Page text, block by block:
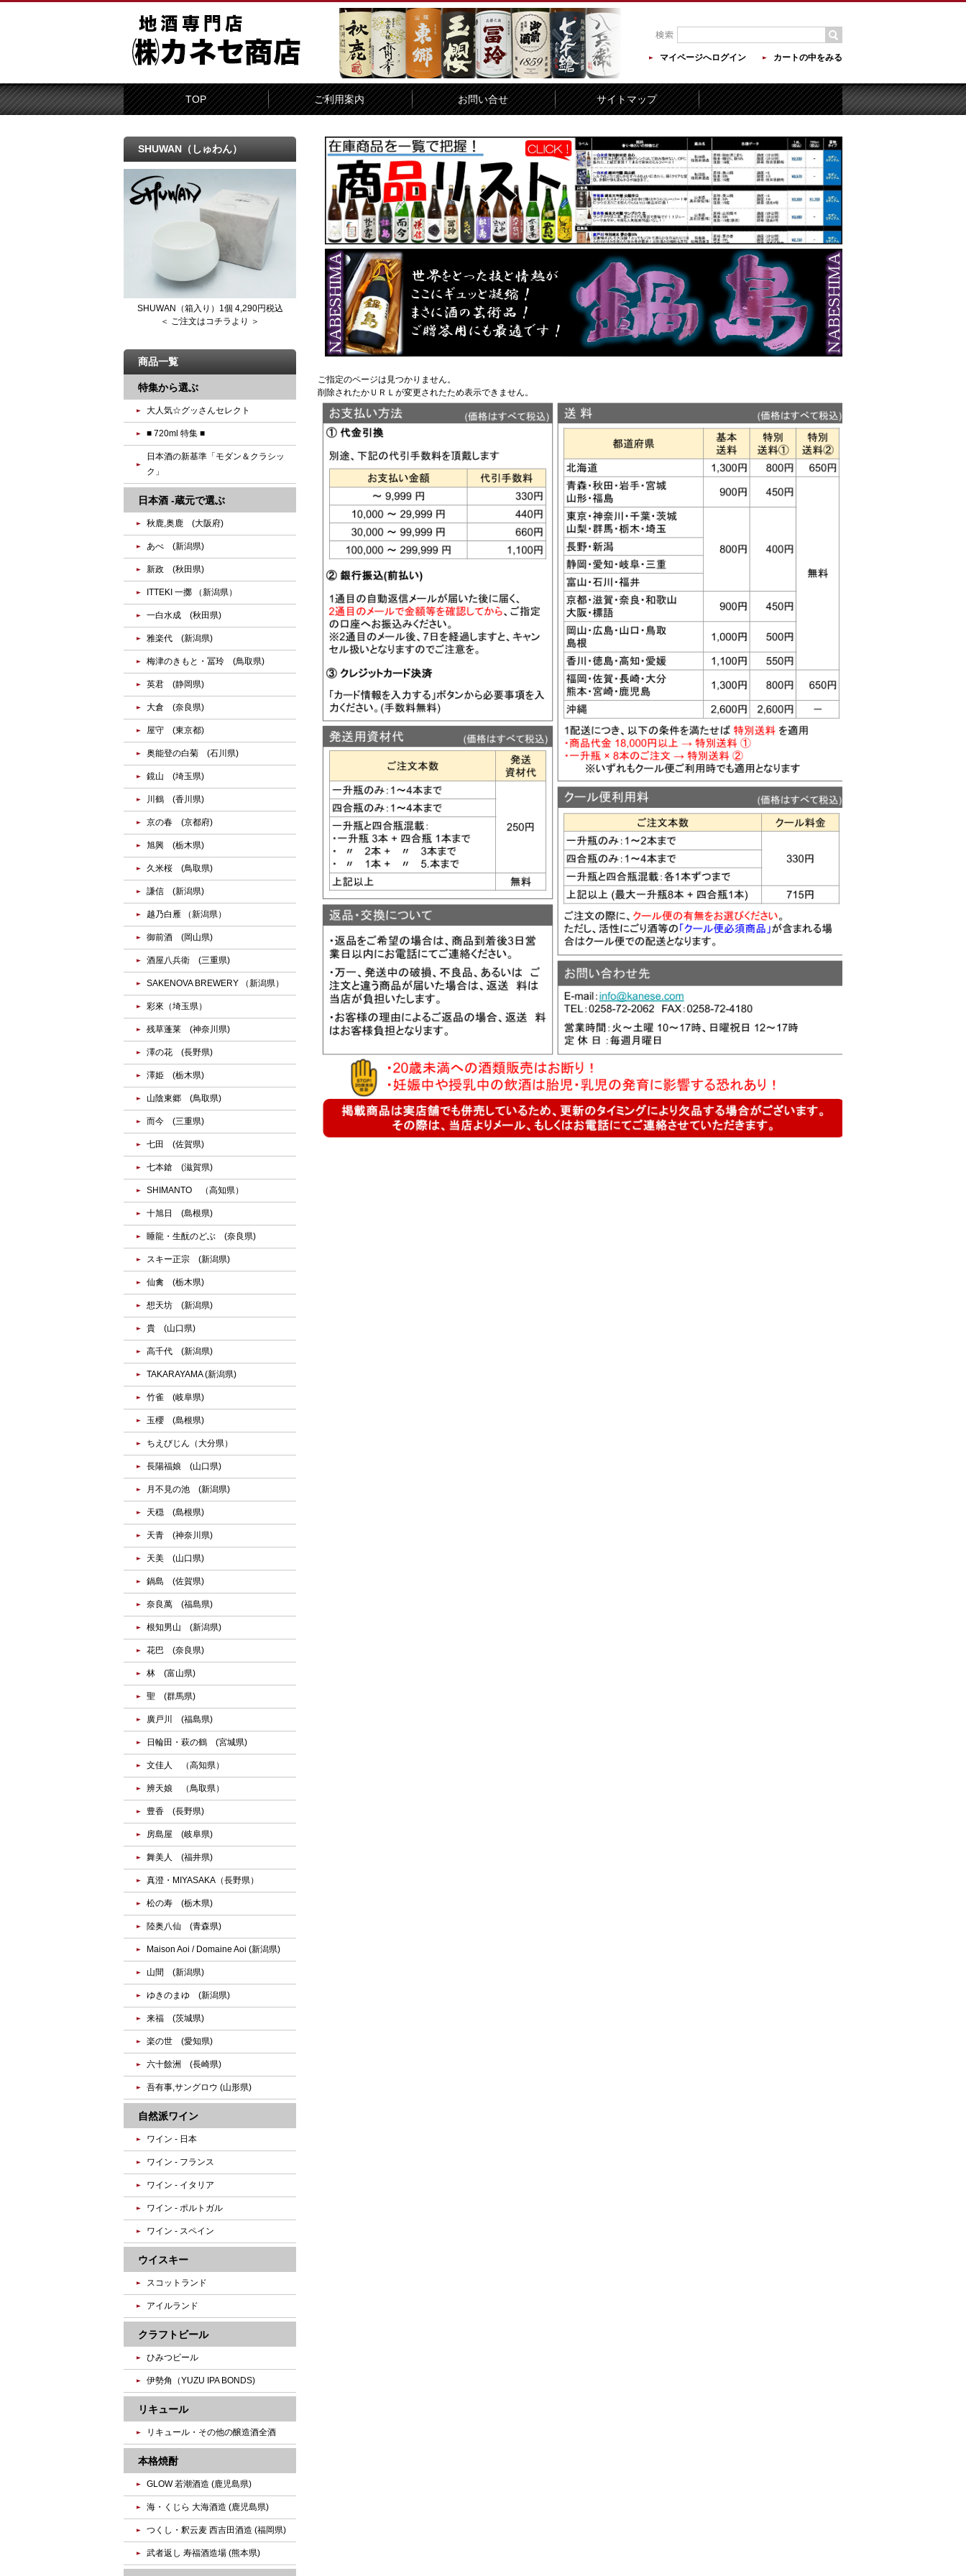
マイページへログイン カートの中をみる
TOP ご利用案内 お問い合せ サイトマップ
ご指定のページは見つかりません。
削除されたかＵＲＬが変更されたため表示できません。
SHUWAN（しゅわん）
SHUWAN（箱入り）1個 4,290円税込
＜ ご注文はコチラより ＞
商品一覧
特集から選ぶ
大人気☆グッさんセレクト
■ 720ml 特集 ■
日本酒の新基準「モダン＆クラシッ
ク」
日本酒 -蔵元で選ぶ
秋鹿,奥鹿 (大阪府)
あべ (新潟県)
新政 (秋田県)
ITTEKI 一擲 （新潟県）
一白水成 (秋田県)
雅楽代 (新潟県)
梅津のきもと・冨玲 (鳥取県)
英君 (静岡県)
大倉 (奈良県)
屋守 (東京都)
奥能登の白菊 (石川県)
鏡山 (埼玉県)
川鶴 (香川県)
京の春 (京都府)
旭興 (栃木県)
久米桜 (鳥取県)
謙信 (新潟県)
越乃白雁 （新潟県）
御前酒 (岡山県)
酒屋八兵衛 (三重県)
SAKENOVA BREWERY （新潟県）
彩來（埼玉県）
残草蓬莱 (神奈川県)
澤の花 (長野県)
澤姫 (栃木県)
山陰東郷 (鳥取県)
而今 (三重県)
七田 (佐賀県)
七本鎗 (滋賀県)
SHIMANTO （高知県）
十旭日 (島根県)
睡龍・生酛のどぶ (奈良県)
スキー正宗 (新潟県)
仙禽 (栃木県)
想天坊 (新潟県)
貴 (山口県)
高千代 (新潟県)
TAKARAYAMA (新潟県)
竹雀 (岐阜県)
玉櫻 (島根県)
ちえびじん（大分県）
長陽福娘 (山口県)
月不見の池 (新潟県)
天穏 (島根県)
天青 (神奈川県)
天美 (山口県)
鍋島 (佐賀県)
奈良萬 (福島県)
根知男山 (新潟県)
花巴 (奈良県)
林 (富山県)
聖 (群馬県)
廣戸川 (福島県)
日輪田・萩の鶴 (宮城県)
文佳人 （高知県）
辨天娘 （鳥取県）
豊香 (長野県)
房島屋 (岐阜県)
舞美人 (福井県)
真澄・MIYASAKA（長野県）
松の寿 (栃木県)
陸奥八仙 (青森県)
Maison Aoi / Domaine Aoi (新潟県)
山間 (新潟県)
ゆきのまゆ (新潟県)
来福 (茨城県)
楽の世 (愛知県)
六十餘洲 (長崎県)
吾有事,サングロウ (山形県)
自然派ワイン
ワイン - 日本
ワイン - フランス
ワイン - イタリア
ワイン - ポルトガル
ワイン - スペイン
ウイスキー
スコットランド
アイルランド
クラフトビール
ひみつビール
伊勢角（YUZU IPA BONDS)
リキュール
リキュール・その他の醸造酒全酒
本格焼酎
GLOW 若潮酒造 (鹿児島県)
海・くじら 大海酒造 (鹿児島県)
つくし・釈云麦 西吉田酒造 (福岡県)
武者返し 寿福酒造場 (熊本県)